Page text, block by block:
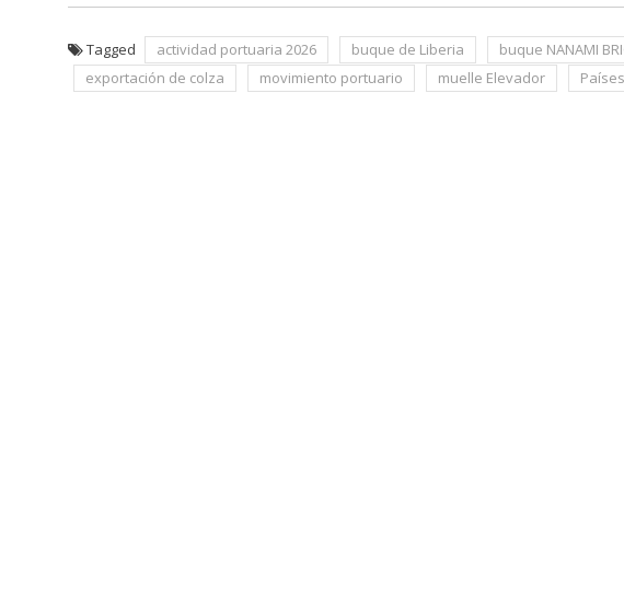
Tagged actividad portuaria 2026 buque de Liberia buque NANAMI
exportación de colza
movimiento portuario muelle Elevador